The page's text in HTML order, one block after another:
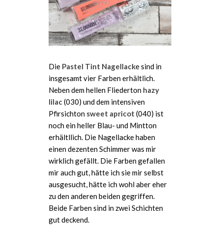
Die Pastel Tint Nagellacke sind in
insgesamt vier Farben erhältlich.
Neben dem hellen Fliederton hazy
lilac(030) und dem intensiven
Pfirsichton sweet apricot (040) ist
noch ein heller Blau- und Mintton
erhältllich. Die Nagellacke haben
einen dezenten Schimmer was mir
wirklich gefällt. Die Farben gefallen
mir auch gut, hätte ich sie mir selbst
ausgesucht, hätte ich wohl aber eher
zu den anderen beiden gegriffen.
Beide Farben sind in zwei Schichten
gut deckend.